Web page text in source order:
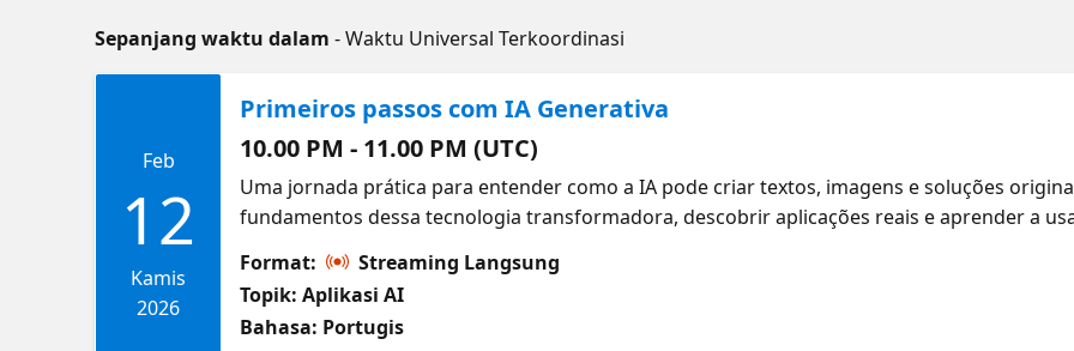
Sepanjang waktu dalam- Waktu Universal Terkoordinasi
Feb
12
Kamis
2026
Primeiros passos com IA Generativa
10.00 PM - 11.00 PM (UTC)
Uma jornada prática para entender como a IA pode criar textos, imagens e soluções
fundamentos dessa tecnologia transformadora, descobrir aplicações reais e aprender a
fundamentos da IA: Identificar conceitos básicos de inteligência artificial, aprendizado de
Explorar aplicações práticas da IA generativa: Reconhecer cenários de uso em diferentes
inovação e produtividade. Aplicar princípios de uso responsável da IA: Entender
Format:
Streaming Langsung
Topik: Aplikasi AI
Bahasa: Portugis